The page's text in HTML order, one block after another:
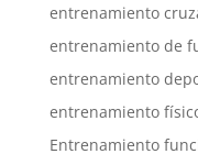
entrenamiento
entrenamiento de
entrenamiento
entrenamiento
Entrenamiento